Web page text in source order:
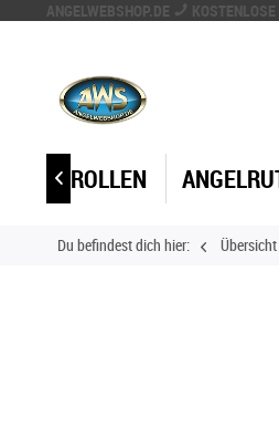
ANGELWEBSHOP.DE
ANGELROLLEN

Du befindest dich hier: Übersicht